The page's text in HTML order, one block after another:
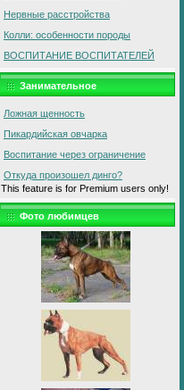
Нервные расстройства
Колли: особенности породы
ВОСПИТАНИЕ ВОСПИТАТЕЛЕЙ
Занимательное
Ложная щенность
Пикардийская овчарка
Воспитание через ограничение
Откуда произошел динго?
This feature is for Premium users only!
Фото любимцев